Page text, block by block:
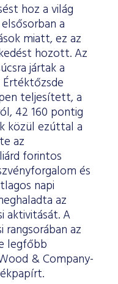
hoz a világ
a
miatt, ez az
hozott. Az
jártak a
teljesített, a
42 160 pontig
közül ezúttal a
az
forintos
és
napi
az
aktivitását. A
rangsorában az
legfőbb
& Company-